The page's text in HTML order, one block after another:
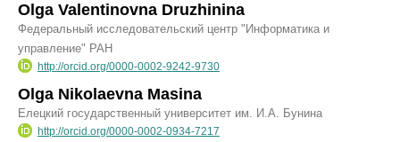
Olga Valentinovna Druzhinina
Федеральный исследовательский центр "Информатика и
управление" РАН
http://orcid.org/0000-0002-9242-9730
Olga Nikolaevna Masina
Елецкий государственный университет им. И.А. Бунина
http://orcid.org/0000-0002-0934-7217